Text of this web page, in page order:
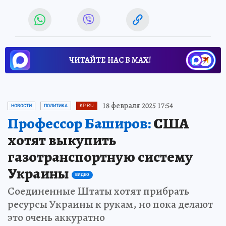
ЧИТАЙТЕ НАС В МАХ!
НОВОСТИ ПОЛИТИКА KP.RU 18 февраля 2025 17:54
Профессор Баширов:США
хотят выкупить
газотранспортную систему
Украины
ВИДЕО
Соединенные Штаты хотят прибрать
ресурсы Украины к рукам, но пока делают
это очень аккуратно